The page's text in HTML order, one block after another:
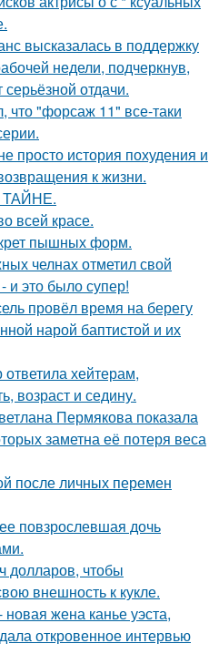
высказалась в поддержку
недели, подчеркнув,
отдачи.
что "форсаж 11" все-таки
просто история похудения и
к жизни.
ТАЙНЕ.
всей красе.
пышных форм.
челнах отметил свой
и это было супер!
провёл время на берегу
нарой баптистой и их
хейтерам,
возраст и седину.
Пермякова показала
заметна её потеря веса
после личных перемен
повзрослевшая дочь
долларов, чтобы
внешность к кукле.
жена канье уэста,
откровенное интервью